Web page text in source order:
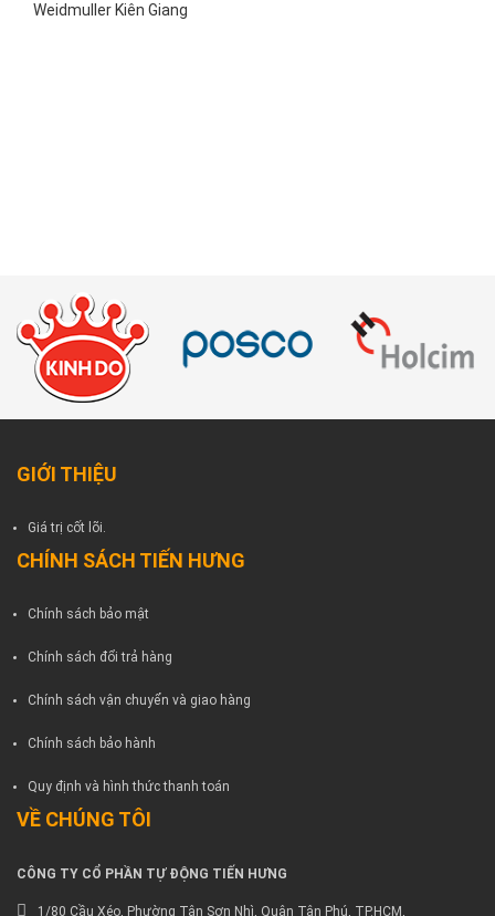
Weidmuller Kiên Giang
GIỚI THIỆU
Giá trị cốt lõi.
CHÍNH SÁCH TIẾN HƯNG
Chính sách bảo mật
Chính sách đổi trả hàng
Chính sách vận chuyển và giao hàng
Chính sách bảo hành
Quy định và hình thức thanh toán
VỀ CHÚNG TÔI
CÔNG TY CỔ PHẦN TỰ ĐỘNG TIẾN HƯNG
1/80 Cầu Xéo, Phường Tân Sơn Nhì, Quận Tân Phú, TP.HCM,